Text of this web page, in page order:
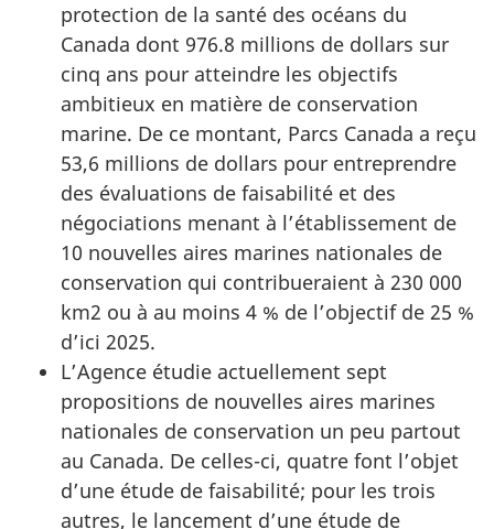
protection de la santé des océans du
Canada dont 976.8 millions de dollars sur
cinq ans pour atteindre les objectifs
ambitieux en matière de conservation
marine. De ce montant, Parcs Canada a reçu
53,6 millions de dollars pour entreprendre
des évaluations de faisabilité et des
négociations menant à l’établissement de
10 nouvelles aires marines nationales de
conservation qui contribueraient à 230 000
km2 ou à au moins 4 % de l’objectif de 25 %
d’ici 2025.
L’Agence étudie actuellement sept
propositions de nouvelles aires marines
nationales de conservation un peu partout
au Canada. De celles-ci, quatre font l’objet
d’une étude de faisabilité; pour les trois
autres, le lancement d’une étude de